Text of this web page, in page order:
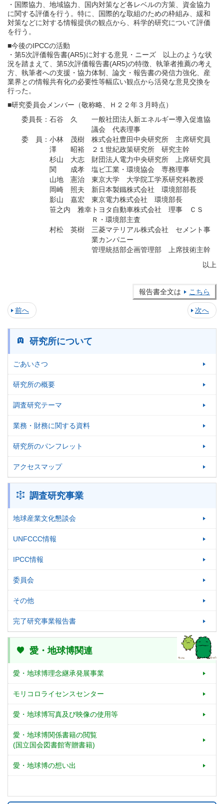
・国際協力、地域協力、国内対策など各レベルの方策、資金協力
に関する評価を行う。特に、国際的な取組のための枠組み、緩和
対策などに対する情報提供の観点から、科学的研究について評価
を行う。
■今後のIPCCの活動
・第5次評価報告書(AR5)に対する意見・ニーズ 以上のような状
況を踏まえて、第5次評価報告書(AR5)の特徴、執筆者推薦の考え
方、執筆者への支援・協力体制、論文・報告書の発信力強化、産
業界との情報共有化の必要性等幅広い観点から活発な意見交換を
行った。
■研究委員会メンバー（敬称略、Ｈ２２年３月時点）
委員長 ： 石谷 久
一般社団法人新エネルギー導入促進協
議会 代表理事
委 員 ： 小林 茂樹
株式会社豊田中央研究所 主席研究員
澤 昭裕
２１世紀政策研究所 研究主幹
杉山 大志
財団法人電力中央研究所 上席研究員
関 成孝
塩ビ工業・環境協会 専務理事
山地 憲治
東京大学 大学院工学系研究科教授
岡崎 照夫
新日本製鐵株式会社 環境部部長
影山 嘉宏
東京電力株式会社 環境部長
笹之内 雅幸 トヨタ自動車株式会社 理事 ＣＳ
Ｒ・環境部主査
村松 英樹
三菱マテリアル株式会社 セメント事
業カンパニー
管理統括部企画管理部 上席技術主幹
以上
報告書全文は こちら
前へ 次へ
研究所について
ごあいさつ
研究所の概要
調査研究テーマ
業務・財務に関する資料
研究所のパンフレット
アクセスマップ
調査研究事業
地球産業文化懇談会
UNFCCC情報
IPCC情報
委員会
その他
完了研究事業報告書
愛・地球博関連
愛・地球博理念継承発展事業
モリコロライセンスセンター
愛・地球博写真及び映像の使用等
愛・地球博関係書籍の閲覧
(国立国会図書館寄贈書籍)
愛・地球博の想い出